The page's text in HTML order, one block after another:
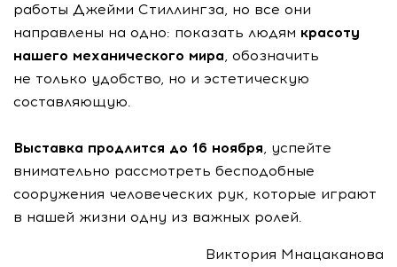
работы Джейми Стиллингза, но все они
направлены на одно: показать людям красоту
нашего механического мира, обозначить
не только удобство, но и эстетическую
составляющую.
Выставка продлится до 16 ноября, успейте
внимательно рассмотреть бесподобные
сооружения человеческих рук, которые играют
в нашей жизни одну из важных ролей.
Виктория Мнацаканова